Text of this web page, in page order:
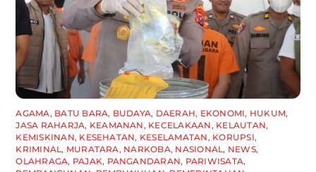
AGAMA, BATU BARA, BUDAYA, DAERAH, EKONOMI, HUKUM,
JASA RAHARJA, KEAMANAN , KECELAKAAN , KELAUTAN,
KEMISKINAN, KESEHATAN, KESELAMATAN , KORUPSI,
KRIMINAL , MURATARA, NARKOBA, NASIONAL , NEWS,
OLAHRAGA, PAJAK, PANGANDARAN, PARIWISATA,